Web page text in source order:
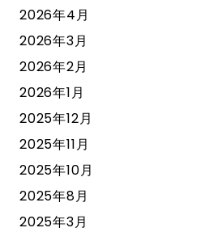
2026年4月
2026年3月
2026年2月
2026年1月
2025年12月
2025年11月
2025年10月
2025年8月
2025年3月